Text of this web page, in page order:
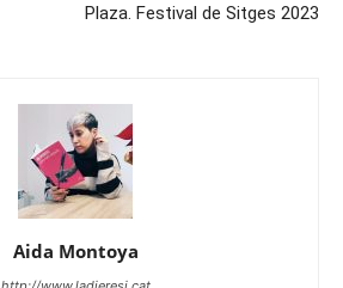
Plaza. Festival de Sitges 2023
Aida Montoya